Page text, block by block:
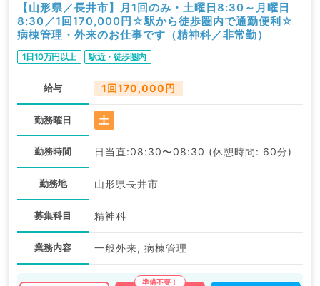
【山形県／長井市】月1回のみ・土曜日8:30～月曜日
8:30／1回170,000円☆駅から徒歩圏内で通勤便利☆
病棟管理・外来のお仕事です（精神科／非常勤）
1日10万円以上 駅近・徒歩圏内
給与 1回170,000円
勤務曜日 土
勤務時間 日当直:08:30〜08:30 (休憩時間: 60分)
勤務地 山形県長井市
募集科目 精神科
業務内容 一般外来, 病棟管理